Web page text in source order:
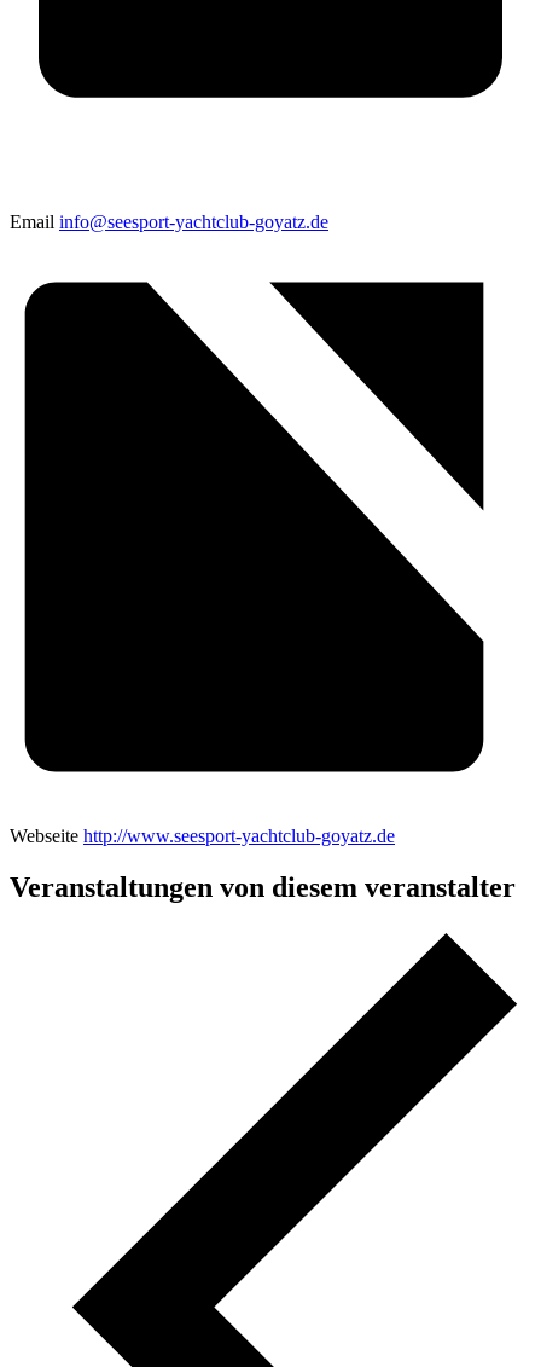
Email info@seesport-yachtclub-goyatz.de
Webseite http://www.seesport-yachtclub-goyatz.de
Veranstaltungen von diesem veranstalter